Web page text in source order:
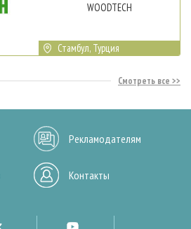
WOODTECH
Стамбул, Турция
Смотреть все
Рекламодателям
Контакты